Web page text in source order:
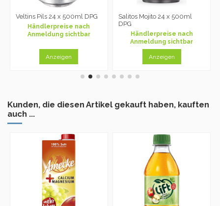
Veltins Pils 24 x 500ml DPG
Händlerpreise nach
Anmeldung sichtbar
Anzeigen
Salitos Mojito 24 x 500ml
DPG
Händlerpreise nach
Anmeldung sichtbar
Anzeigen
Kunden, die diesen Artikel gekauft haben, kauften
auch ...